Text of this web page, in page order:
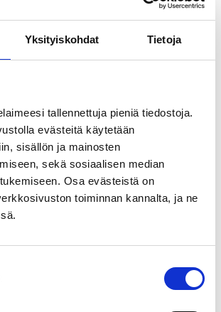
Yksityiskohdat Tietoja
tallennettuja pieniä tiedostoja.
evästeitä käytetään
sisällön ja mainosten
sekä sosiaalisen median
Osa evästeistä on
toiminnan kannalta, ja ne
toukokuun 2024 ottelun